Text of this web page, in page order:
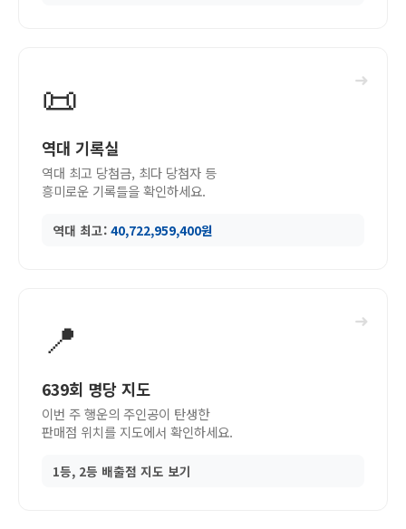
➜
📜
역대 기록실
역대 최고 당첨금, 최다 당첨자 등
흥미로운 기록들을 확인하세요.
역대 최고: 40,722,959,400원
➜
📍
639회 명당 지도
이번 주 행운의 주인공이 탄생한
판매점 위치를 지도에서 확인하세요.
1등, 2등 배출점 지도 보기